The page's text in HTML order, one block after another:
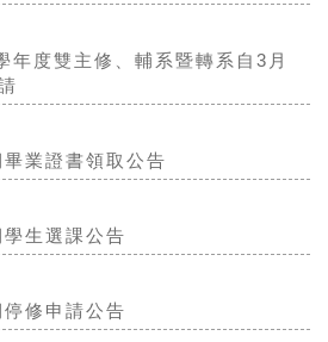
年度雙主修、輔系暨轉系自3月
業證書領取公告
生選課公告
修申請公告